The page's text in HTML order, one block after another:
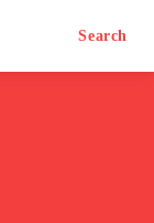
Search